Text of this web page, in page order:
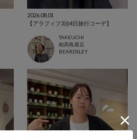
2026.08.01
【アラフィフ3泊4日旅行コーデ】
TAKEUCHI
柏髙島屋店
BEARDSLEY